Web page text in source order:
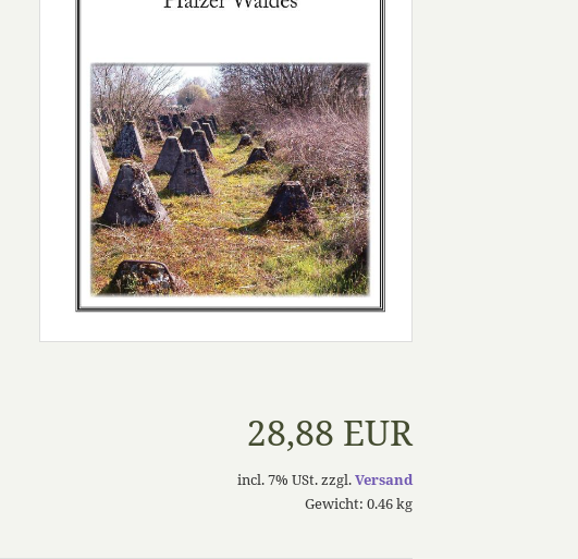
28,88 EUR
incl. 7% USt. zzgl.Versand
Gewicht: 0.46 kg